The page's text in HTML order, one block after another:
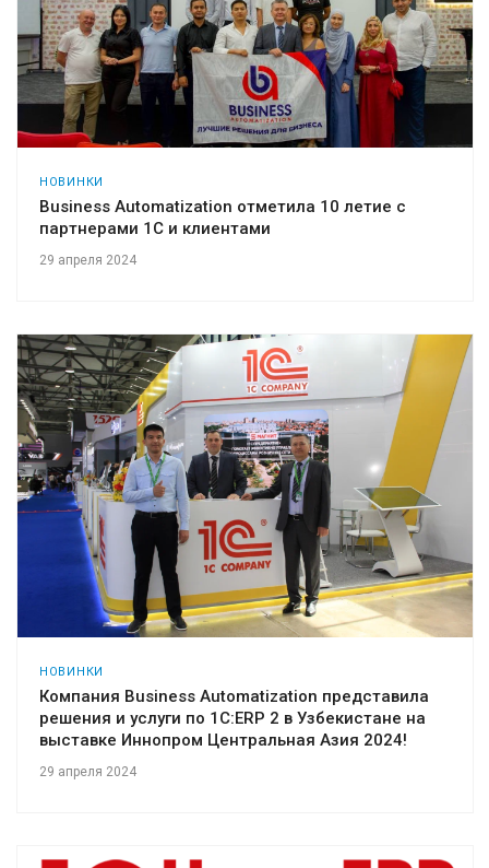
НОВИНКИ
Business Automatization отметила 10 летие с
партнерами 1С и клиентами
29 апреля 2024
НОВИНКИ
Компания Business Automatization представила
решения и услуги по 1C:ERP 2 в Узбекистане на
выставке Иннопром Центральная Азия 2024!
29 апреля 2024